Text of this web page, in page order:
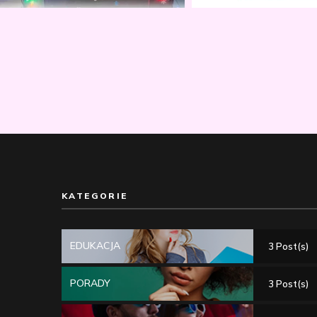
KATEGORIE
EDUKACJA 3 Post(s)
PORADY 3 Post(s)